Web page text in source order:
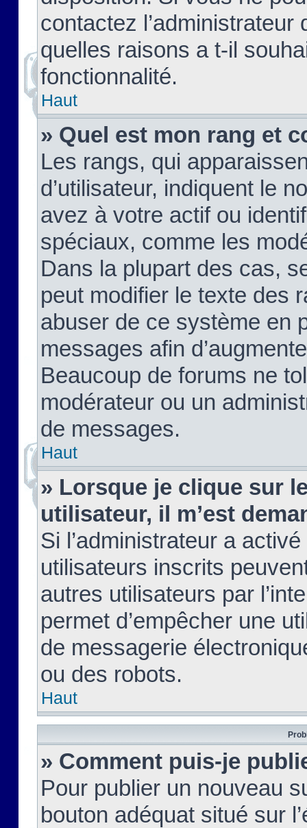
contactez
quelles raisons a t-il
fonctionnalité.
Haut
» Quel est mon rang et
Les rangs, qui
d’utilisateur, indiquent le
avez à votre actif ou
spéciaux, comme les
Dans la plupart des cas,
peut modifier le texte des
abuser de ce système en
messages afin
Beaucoup de forums ne
modérateur ou un
de messages.
Haut
» Lorsque je clique sur
utilisateur, il m’est
Si l’administrateur a
utilisateurs inscrits
autres utilisateurs par
permet d’empêcher une
de messagerie
ou des robots.
Haut
» Comment puis-je
Pour publier un nouveau
bouton adéquat situé sur